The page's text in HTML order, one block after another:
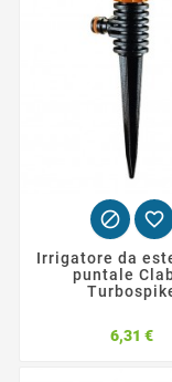
 
Irrigatore da
puntale
6,31 €